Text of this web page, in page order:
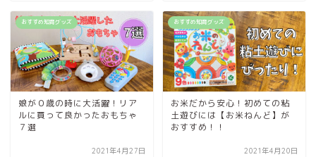
おすすめ知育グッズ
娘が０歳の時に大活躍！リア
ルに買って良かったおもちゃ
７選
2021年4月27日
おすすめ知育グッズ
お米だから安心！初めての粘
土遊びには【お米ねんど】が
おすすめ！！
2021年4月20日